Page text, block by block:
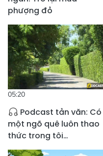
phượng đỏ
05:20
Podcast tản văn: Có
một ngõ quê luôn thao
thức trong tôi…